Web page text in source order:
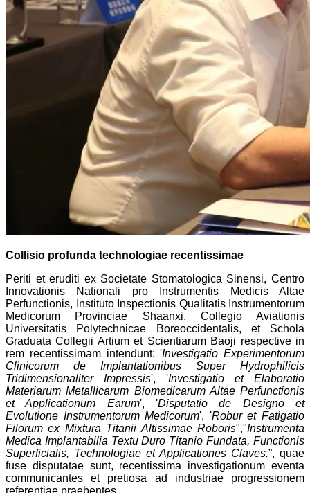
Collisio profunda technologiae recentissimae
Periti et eruditi ex Societate Stomatologica Sinensi, Centro
Innovationis Nationali pro Instrumentis Medicis Altae
Perfunctionis, Instituto Inspectionis Qualitatis Instrumentorum
Medicorum Provinciae Shaanxi, Collegio Aviationis
Universitatis Polytechnicae Boreoccidentalis, et Schola
Graduata Collegii Artium et Scientiarum Baoji respective in
rem recentissimam intendunt: 'Investigatio Experimentorum
Clinicorum de Implantationibus Super Hydrophilicis
Tridimensionaliter Impressis', 'Investigatio et Elaboratio
Materiarum Metallicarum Biomedicarum Altae Perfunctionis
et Applicationum Earum', 'Disputatio de Designo et
Evolutione Instrumentorum Medicorum', 'Robur et Fatigatio
Filorum ex Mixtura Titanii Altissimae Roboris","Instrumenta
Medica Implantabilia Textu Duro Titanio Fundata, Functionis
Superficialis, Technologiae et Applicationes Claves.”, quae
fuse disputatae sunt, recentissima investigationum eventa
communicantes et pretiosa ad industriae progressionem
referentiae praebentes.